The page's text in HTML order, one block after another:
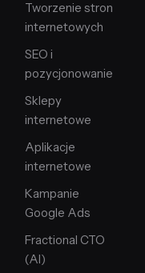
Tworzenie stron
internetowych
SEO i
pozycjonowanie
Sklepy
internetowe
Aplikacje
internetowe
Kampanie
Google Ads
Fractional CTO
(AI)